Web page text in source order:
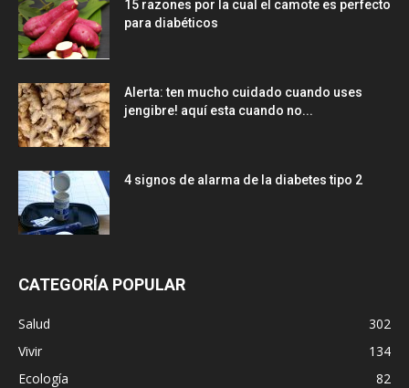
15 razones por la cual el camote es perfecto
para diabéticos
Alerta: ten mucho cuidado cuando uses
jengibre! aquí esta cuando no...
4 signos de alarma de la diabetes tipo 2
CATEGORÍA POPULAR
Salud
302
Vivir
134
Ecología
82